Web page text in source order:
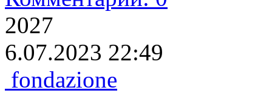
2027
6.07.2023 22:49
fondazione